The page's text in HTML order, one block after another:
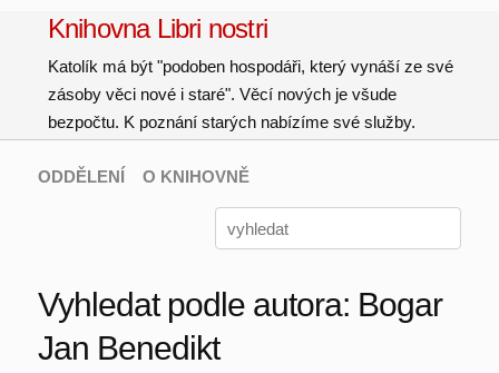
Knihovna Libri nostri
Katolík má být "podoben hospodáři, který vynáší ze své
zásoby věci nové i staré". Věcí nových je všude
bezpočtu. K poznání starých nabízíme své služby.
ODDĚLENÍ O KNIHOVNĚ
Vyhledat podle autora: Bogar
Jan Benedikt